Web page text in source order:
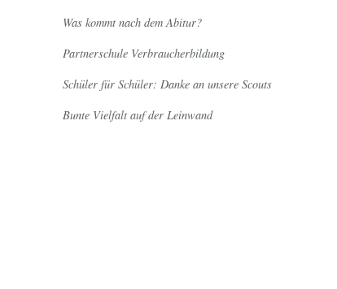
Was kommt nach dem Abitur?
Partnerschule Verbraucherbildung
Schüler für Schüler: Danke an unsere Scouts
Bunte Vielfalt auf der Leinwand